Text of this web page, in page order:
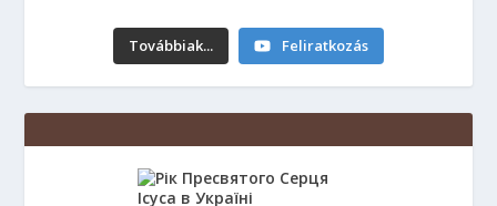
Továbbiak... Feliratkozás